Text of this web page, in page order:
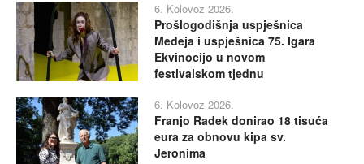
6. Kolovoz 2026.
Prošlogodišnja uspješnica
Medeja i uspješnica 75. Igara
Ekvinocijo u novom
festivalskom tjednu
6. Kolovoz 2026.
Franjo Radek donirao 18 tisuća
eura za obnovu kipa sv.
Jeronima